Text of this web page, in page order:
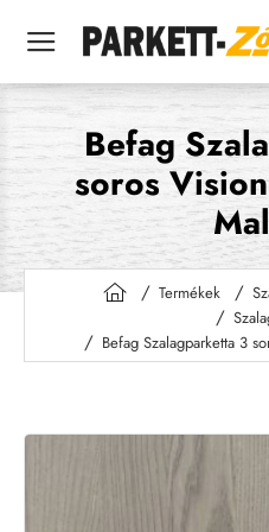
Befag
soros
h
o
m
Termékek
Befag Szalagparketta 3